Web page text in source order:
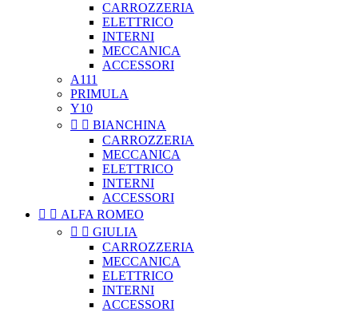
CARROZZERIA
ELETTRICO
INTERNI
MECCANICA
ACCESSORI
A111
PRIMULA
Y10
  BIANCHINA
CARROZZERIA
MECCANICA
ELETTRICO
INTERNI
ACCESSORI
  ALFA ROMEO
  GIULIA
CARROZZERIA
MECCANICA
ELETTRICO
INTERNI
ACCESSORI